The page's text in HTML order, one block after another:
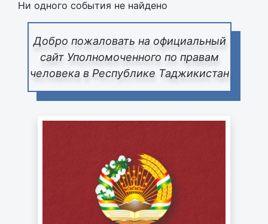
Добро пожаловать на официальный
сайт Уполномоченного по правам
человека в Республике Таджикистан
Ни одного события не найдено